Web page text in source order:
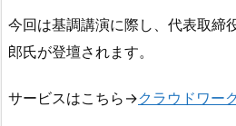
今回は基調講演に際し、代表取締
郎氏が登壇されます。
サービスはこちら→クラウドワー